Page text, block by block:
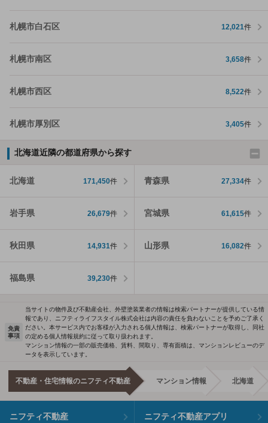
札幌市白石区 12,021件
札幌市南区 3,658件
札幌市西区 8,522件
札幌市厚別区 3,405件
北海道近隣の都道府県から探す
北海道 171,450件 青森県 27,334件
岩手県 26,679件 宮城県 61,615件
秋田県 14,931件 山形県 16,082件
福島県 39,230件
免責
事項
当サイトの物件及び不動産会社、外壁塗装業者の情報は検索パートナーが提供している情
報であり、ニフティライフスタイル株式会社は内容の責任を負わないことを予めご了承く
ださい。本サービス内でお客様が入力される個人情報は、検索パートナーが取得し、同社
の定める個人情報規約に従って取り扱われます。
マンション情報の一部の販売価格、賃料、間取り、専有面積は、マンションレビューのデ
ータを表示しています。
不動産・住宅情報のニフティ不動産 マンション情報 北海道
ニフティ不動産 ニフティ不動産アプリ